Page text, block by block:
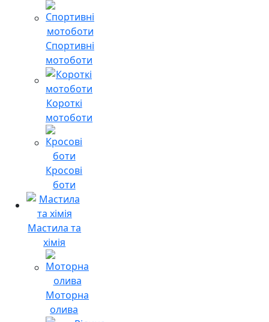
Спортивні
мотоботи
Короткі
мотоботи
Кросові
боти
Мастила та
хімія
Моторна
олива